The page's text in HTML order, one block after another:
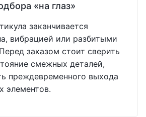
«на глаз»
заканчивается
вибрацией или разбитыми
заказом стоит сверить
смежных деталей,
преждевременного выхода
элементов.